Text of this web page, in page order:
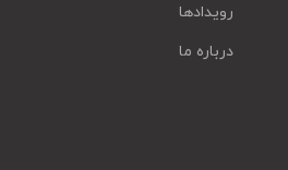
رویدادها
درباره ما